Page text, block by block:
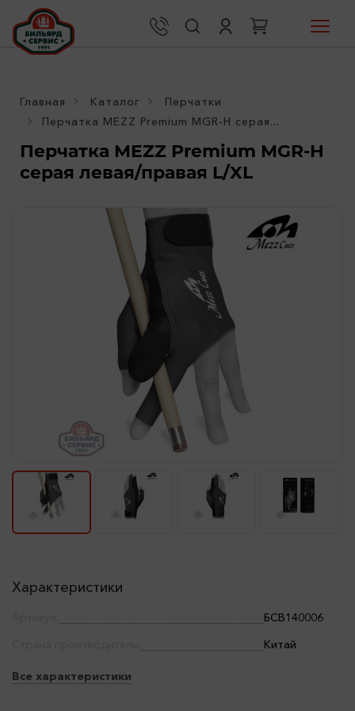
Главная Каталог
Перчатки
Перчатка MEZZ Premium MGR-H серая...
Перчатка MEZZ Premium MGR-H
серая левая/правая L/XL
Характеристики
БСВ140006
Китай
Все характеристики